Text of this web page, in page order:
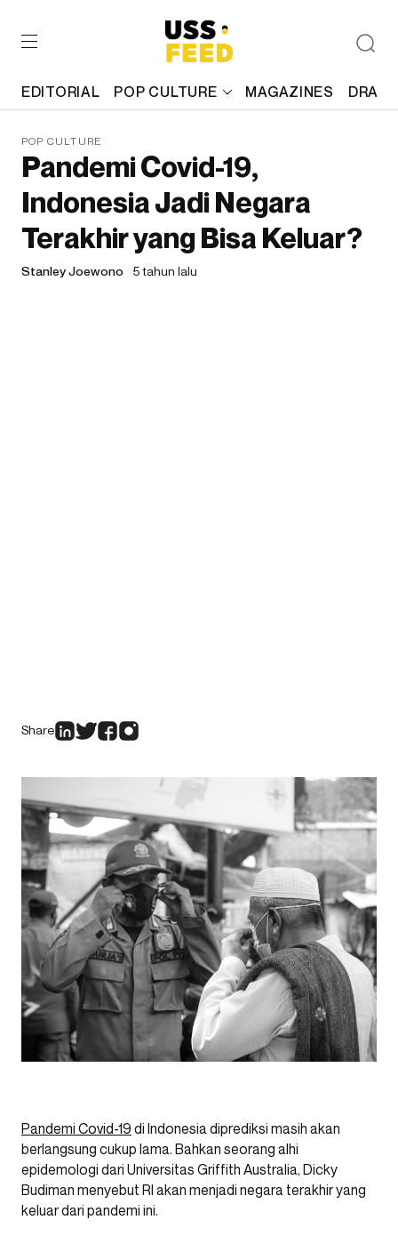
EDITORIAL POP CULTURE MAGAZINES
POP CULTURE
Pandemi Covid-19,
Indonesia Jadi Negara
Terakhir yang Bisa Keluar?
Stanley Joewono 5 tahun lalu
Share
Pandemi Covid-19 di Indonesia diprediksi masih akan
berlangsung cukup lama. Bahkan seorang alhi
epidemologi dari Universitas Griffith Australia, Dicky
Budiman menyebut RI akan menjadi negara terakhir yang
keluar dari pandemi ini.